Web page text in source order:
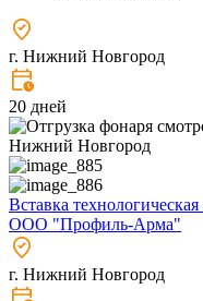
г. Нижний Новгород
20 дней
Вставка
ООО "Профиль-Арма"
г. Нижний Новгород